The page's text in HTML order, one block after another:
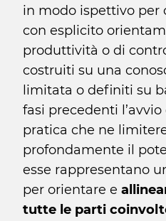
in modo ispettivo per
con esplicito
produttività o di
costruiti su una
limitata o definiti su
fasi precedenti
pratica che ne
profondamente il
esse rappresentano
per orientare e
tutte le parti